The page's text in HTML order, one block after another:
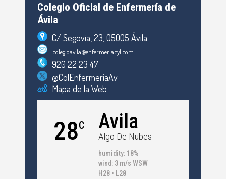
Colegio Oficial de Enfermería de
Ávila
C/ Segovia, 23, 05005 Ávila
colegioavila@enfermeriacyl.com
920 22 23 47
@ColEnfermeriaAv
Mapa de la Web
28C Avila
Algo De Nubes
humidity: 18%
wind: 3 m/s WSW
H28 • L28